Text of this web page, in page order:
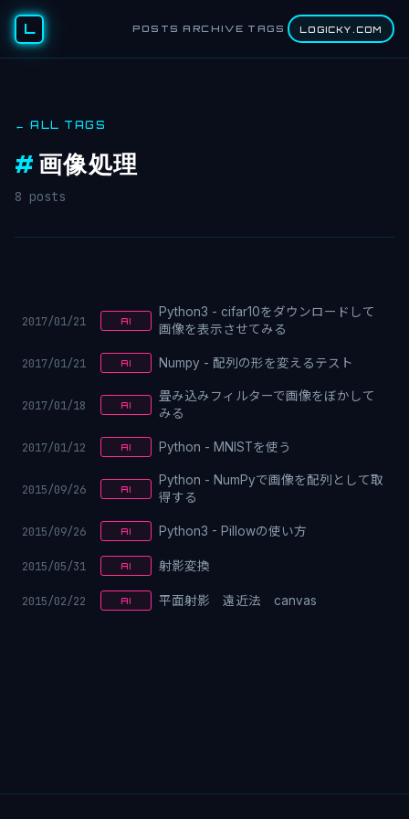
L POSTS ARCHIVE TAGS LOGICKY.COM
← ALL TAGS
# 画像処理
8 posts
2017/01/21 AI
Python3 - cifar10をダウンロードして
画像を表示させてみる
2017/01/21 AI Numpy - 配列の形を変えるテスト
2017/01/18 AI
畳み込みフィルターで画像をぼかして
みる
2017/01/12 AI Python - MNISTを使う
2015/09/26 AI
Python - NumPyで画像を配列として取
得する
2015/09/26 AI Python3 - Pillowの使い方
2015/05/31 AI 射影変換
2015/02/22 AI 平面射影 遠近法 canvas